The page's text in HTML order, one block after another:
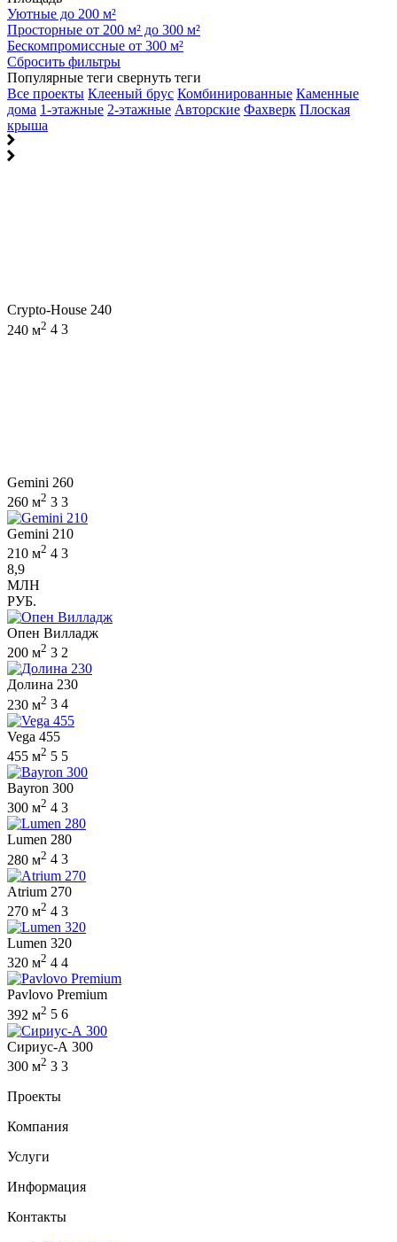
Уютные до 200 м²
Просторные от 200 м² до 300 м²
Бескомпромиссные от 300 м²
Сбросить фильтры
Популярные теги свернуть теги
Все проекты Клееный брус Комбинированные Каменные
дома 1-этажные 2-этажные Авторские Фахверк Плоская
крыша
Crypto-House 240
240 м2 4 3
Gemini 260
260 м2 3 3
Gemini 210
210 м2 4 3
8,9
МЛН
РУБ.
Опен Вилладж
200 м2 3 2
Долина 230
230 м2 3 4
Vega 455
455 м2 5 5
Bayron 300
300 м2 4 3
Lumen 280
280 м2 4 3
Atrium 270
270 м2 4 3
Lumen 320
320 м2 4 4
Pavlovo Premium
392 м2 5 6
Сириус-А 300
300 м2 3 3
Проекты
Компания
Услуги
Информация
Контакты